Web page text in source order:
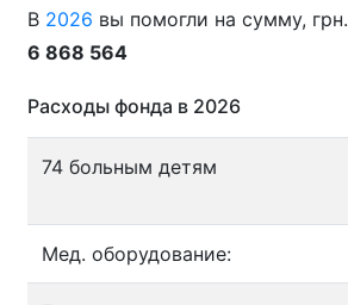
В 2026 вы помогли на сумму, грн.
6 868 564
Расходы фонда в 2026
74 больным детям
Мед. оборудование: